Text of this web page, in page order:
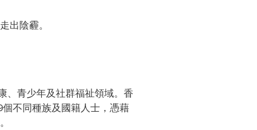
出陰霾。
、青少年及社群福祉領域。香
不同種族及國籍人士，憑藉